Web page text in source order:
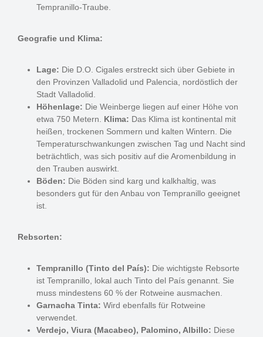
Tempranillo-Traube.
Geografie und Klima:
Lage: Die D.O. Cigales erstreckt sich über Gebiete in
den Provinzen Valladolid und Palencia, nordöstlich der
Stadt Valladolid.
Höhenlage: Die Weinberge liegen auf einer Höhe von
etwa 750 Metern. Klima: Das Klima ist kontinental mit
heißen, trockenen Sommern und kalten Wintern. Die
Temperaturschwankungen zwischen Tag und Nacht sind
beträchtlich, was sich positiv auf die Aromenbildung in
den Trauben auswirkt.
Böden: Die Böden sind karg und kalkhaltig, was
besonders gut für den Anbau von Tempranillo geeignet
ist.
Rebsorten:
Tempranillo (Tinto del País): Die wichtigste Rebsorte
ist Tempranillo, lokal auch Tinto del País genannt. Sie
muss mindestens 60 % der Rotweine ausmachen.
Garnacha Tinta: Wird ebenfalls für Rotweine
verwendet.
Verdejo, Viura (Macabeo), Palomino, Albillo: Diese